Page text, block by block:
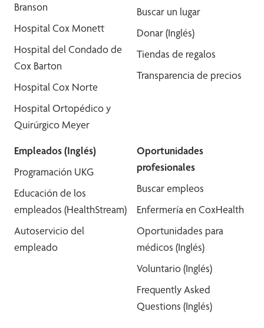
Branson
Hospital Cox Monett
Hospital del Condado de
Cox Barton
Hospital Cox Norte
Hospital Ortopédico y
Quirúrgico Meyer
Buscar un lugar
Donar (Inglés)
Tiendas de regalos
Transparencia de precios
Empleados (Inglés)
Programación UKG
Educación de los
empleados (HealthStream)
Autoservicio del
empleado
Oportunidades
profesionales
Buscar empleos
Enfermería en CoxHealth
Oportunidades para
médicos (Inglés)
Voluntario (Inglés)
Frequently Asked
Questions (Inglés)